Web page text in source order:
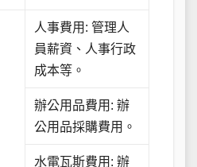
人事費用: 管理人
員薪資、人事行政
成本等。
辦公用品費用: 辦
公用品採購費用。
水電瓦斯費用: 辦